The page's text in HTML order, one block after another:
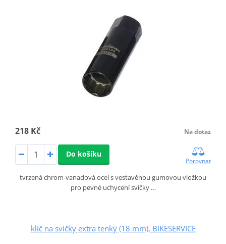
218 Kč Na dotaz
Do košíku
Porovnat
tvrzená chrom-vanadová ocel s vestavěnou gumovou vložkou
pro pevné uchycení svíčky …
klíč na svíčky extra tenký (18 mm), BIKESERVICE